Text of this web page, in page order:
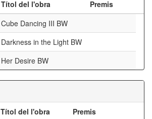
Títol del l'obra
Premis
Cube Dancing III BW
Darkness in the Light BW
Her Desire BW
Títol del l'obra Premis